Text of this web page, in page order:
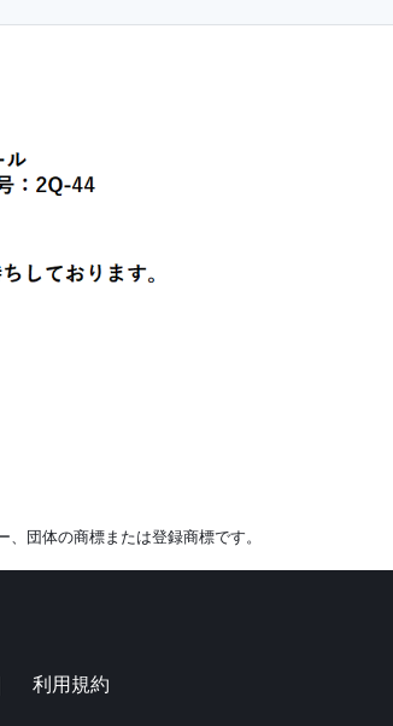
団体の商標または登録商標です。
利用規約